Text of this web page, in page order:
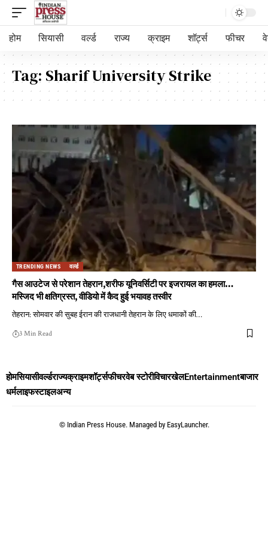
होम सियासी वर्ल्ड राज्य क्राइम शॉर्ट्स फीचर
Tag: Sharif University Strike
TRENDING NEWS वर्ल्ड
गैस आउटेज से परेशान तेहरान,शरीफ यूनिवर्सिटी पर इजरायल का हमला…
मस्जिद भी क्षतिग्रस्त, वीडियो में कैद हुई भयावह तस्वीर
तेहरान: सोमवार की सुबह ईरान की राजधानी तेहरान के लिए धमाकों की…
3 Min Read
होमसियासीवर्ल्डराज्यक्राइमशॉर्ट्सफीचरवेब स्टोरीविचारखेलEntertainmentबाजार
धर्मलाइफस्टाइलअन्य
© Indian Press House. Managed by EasyLauncher.